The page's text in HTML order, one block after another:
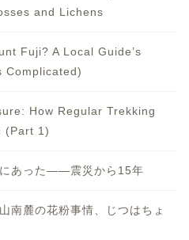
and Lichens
Fuji? A Local Guide’s
Complicated)
How Regular Trekking
(Part 1)
あった——震災から15年
南麓の花粉事情、じつはちょ